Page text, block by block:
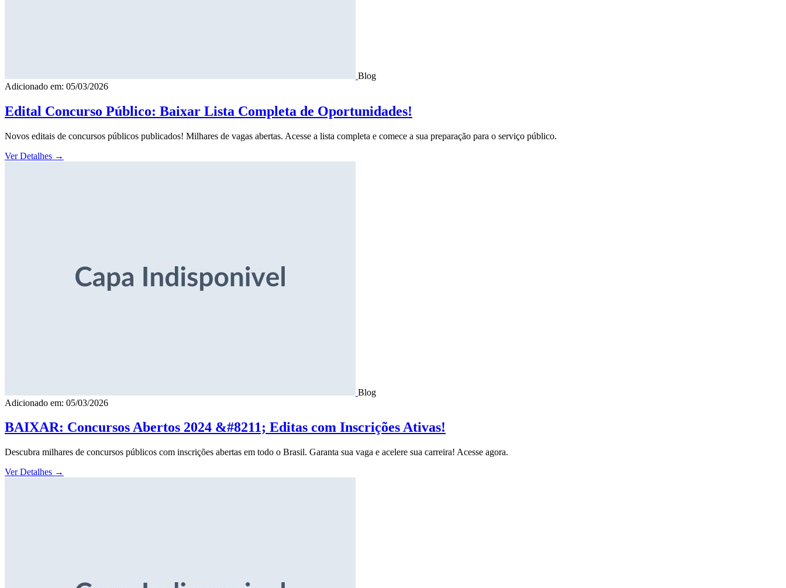
Blog
Adicionado em: 05/03/2026
Edital Concurso Público: Baixar Lista Completa de Oportunidades!
Novos editais de concursos públicos publicados! Milhares de vagas abertas. Acesse a lista completa e comece a sua preparação para o serviço público.
Ver Detalhes →
Blog
Adicionado em: 05/03/2026
BAIXAR: Concursos Abertos 2024 &#8211; Editas com Inscrições Ativas!
Descubra milhares de concursos públicos com inscrições abertas em todo o Brasil. Garanta sua vaga e acelere sua carreira! Acesse agora.
Ver Detalhes →